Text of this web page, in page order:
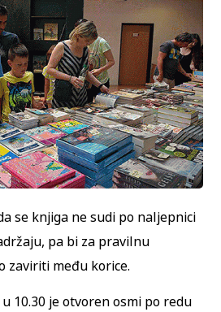
se knjiga ne sudi po naljepnici
pa bi za pravilnu
zaviriti među korice.
10.30 je otvoren osmi po redu